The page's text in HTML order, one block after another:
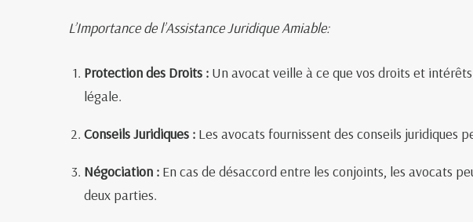
L’Importance de l’Assistance Juridique Amiable:
Protection des Droits : Un avocat veille à ce que vos droits et
légale.
Conseils Juridiques : Les avocats fournissent des conseils juridiques
Négociation : En cas de désaccord entre les conjoints, les avocats
deux parties.